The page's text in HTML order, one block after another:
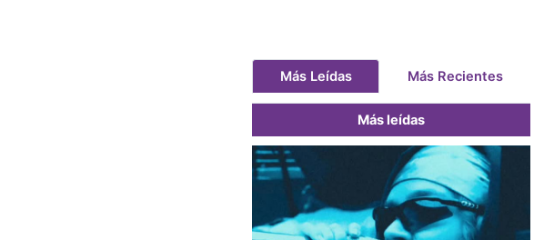
Más Leídas Más Recientes
Más leídas